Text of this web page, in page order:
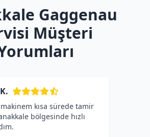
Gaggenau
Müşteri
makinem kısa sürede tamir
bölgesinde hızlı